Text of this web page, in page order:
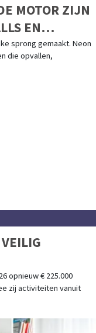
MOTOR ZIJN
EN
sprong gemaakt. Neon
die opvallen,
opnieuw € 225.000
zij activiteiten vanuit